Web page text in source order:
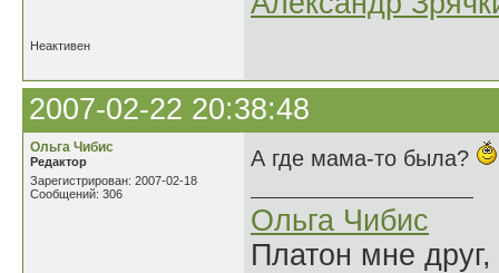
Неактивен
2007-02-22 20:38:48
Ольга Чибис
Редактор
Зарегистрирован: 2007-02-18
Сообщений: 306
А где мама-то была?
Ольга Чибис
Платон мне